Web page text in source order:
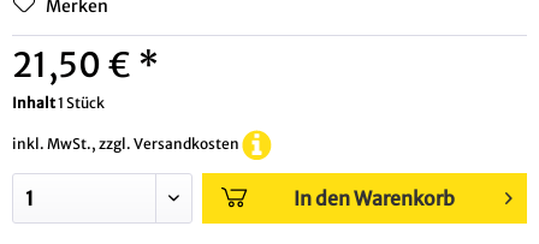
Merken
21,50 € *
Inhalt1 Stück
inkl. MwSt., zzgl. Versandkosten
In den Warenkorb